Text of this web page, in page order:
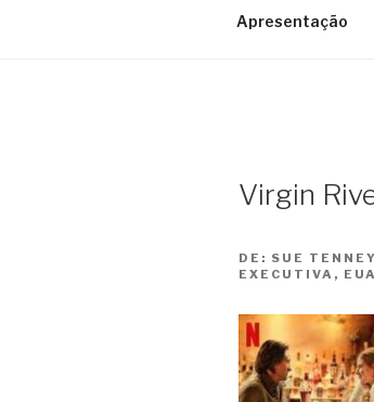
Apresentação
Virgin
DE: SUE
EXECUTIVA,